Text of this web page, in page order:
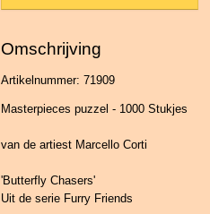
Omschrijving
Artikelnummer: 71909
Masterpieces puzzel - 1000 Stukjes
van de artiest Marcello Corti
'Butterfly Chasers'
Uit de serie Furry Friends